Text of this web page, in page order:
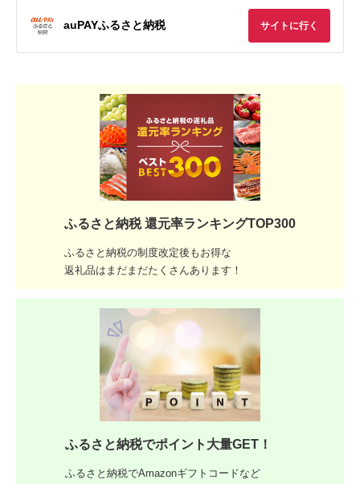
auPAYふるさと納税 サイトに行く
ふるさと納税 還元率ランキングTOP300
ふるさと納税の制度改定後もお得な
返礼品はまだまだたくさんあります！
ふるさと納税でポイント大量GET！
ふるさと納税でAmazonギフトコードなど